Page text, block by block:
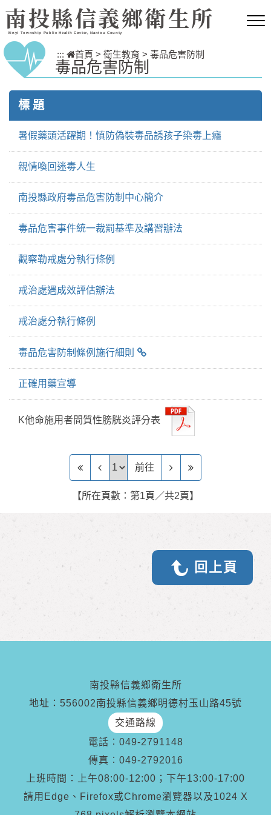
跳到主要內容區塊
南投縣信義鄉衛生所
Xinyi Township Public Health Center, Nantou County
::: 首頁 > 衛生教育 > 毒品危害防制
毒品危害防制
標 題
暑假藥頭活躍期！慎防偽裝毒品誘孩子染毒上癮
親情喚回迷毒人生
南投縣政府毒品危害防制中心簡介
毒品危害事件統一裁罰基準及講習辦法
觀察勒戒處分執行條例
戒治處遇成效評估辦法
戒治處分執行條例
毒品危害防制條例施行細則
正確用藥宣導
K他命施用者間質性膀胱炎評分表
前往頁前往
【所在頁數：第1頁／共2頁】
回上頁
南投縣信義鄉衛生所
地址：556002南投縣信義鄉明德村玉山路45號
交通路線
電話︰ 049-2791148
傳真︰ 049-2792016
上班時間：上午08:00-12:00；下午13:00-17:00
請用Edge、Firefox或Chrome瀏覽器以及1024 X